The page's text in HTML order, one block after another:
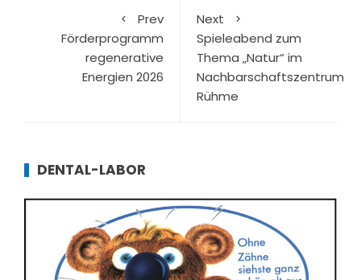
Prev
Förderprogramm
regenerative
Energien 2026
Next
Spieleabend zum
Thema „Natur“ im
Nachbarschaftszentrum
Rühme
DENTAL-LABOR